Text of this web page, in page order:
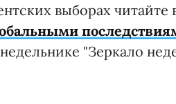
выборах читайте
"Зеркало